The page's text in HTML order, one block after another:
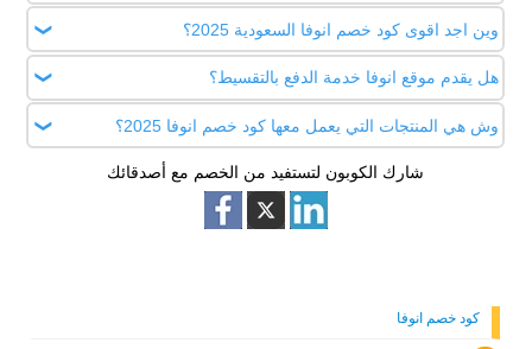
أصبح جاهزاً للاستلام من الصيدلية وعند الذهاب لاستلام طلبك يجب
إبراز الرسالة النصية المرفق بها رقم استلام الطلب للصيدلي.
لا، يقدم انوفا خدمة الشحن في المملكة العربية السعودية حاليا
فقط.
وين اجد اقوى كود خصم انوفا السعودية 2025؟
يمكنك هالحين ايجاد اقوي واذكي كوبونات خصم انوفا من خلال
موقعنا اطلب كوبون، حيث نقدم لك افضل العروض للحصول على
أفضل توفير و تجربة شراء ممتعة.
هل يقدم موقع انوفا خدمة الدفع بالتقسيط؟
نعم، يمكنك الدفع بالتقسيط عن طريق تمارا.
وش هي المنتجات التي يعمل معها كود خصم انوفا 2025؟
يعمل كود خصم انوفا 2025 علي جميع المنتجات ومنها منتجات
العناية بالبشرة و الشعر و الجسم، ومنتجات العناية و الفم و
الاكسسورات بخصم يصل الي اكثر من 40%.
شارك الكوبون لتستفيد من الخصم مع أصدقائك
كود خصم انوفا